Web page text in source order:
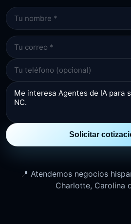
Solicitar
📍 Atendemos negocios
Charlotte, Carolina